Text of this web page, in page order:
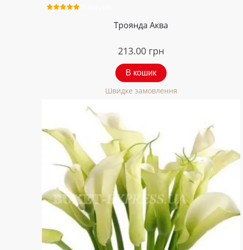
Троянда Аква
213.00 грн
В кошик
Швидке замовлення